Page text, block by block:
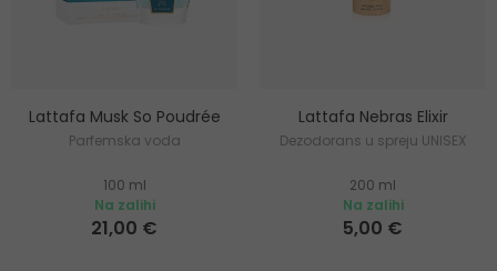
Lattafa Musk So Poudrée
Parfemska voda
100 ml
Na zalihi
21,00 €
Lattafa Nebras Elixir
Dezodorans u spreju UNISEX
200 ml
Na zalihi
5,00 €